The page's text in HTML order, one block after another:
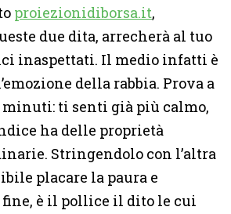
proiezionidiborsa.it,
due dita, arrecherà al tuo
inaspettati. Il medio infatti è
della rabbia. Prova a
ti senti già più calmo,
ha delle proprietà
Stringendolo con l’altra
placare la paura e
fine, è il pollice il dito le cui